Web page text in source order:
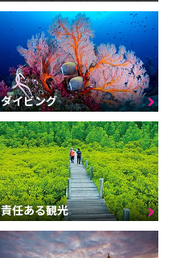
ダイビング
責任ある観光